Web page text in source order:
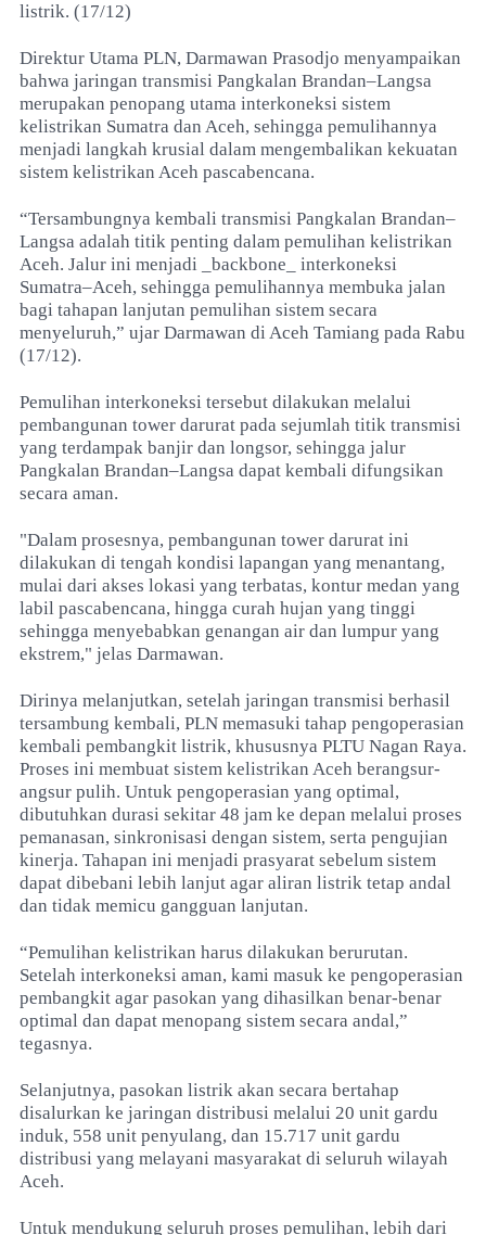
listrik. (17/12)
Direktur Utama PLN, Darmawan Prasodjo menyampaikan
bahwa jaringan transmisi Pangkalan Brandan–Langsa
merupakan penopang utama interkoneksi sistem
kelistrikan Sumatra dan Aceh, sehingga pemulihannya
menjadi langkah krusial dalam mengembalikan kekuatan
sistem kelistrikan Aceh pascabencana.
“Tersambungnya kembali transmisi Pangkalan Brandan–
Langsa adalah titik penting dalam pemulihan kelistrikan
Aceh. Jalur ini menjadi _backbone_ interkoneksi
Sumatra–Aceh, sehingga pemulihannya membuka jalan
bagi tahapan lanjutan pemulihan sistem secara
menyeluruh,” ujar Darmawan di Aceh Tamiang pada Rabu
(17/12).
Pemulihan interkoneksi tersebut dilakukan melalui
pembangunan tower darurat pada sejumlah titik transmisi
yang terdampak banjir dan longsor, sehingga jalur
Pangkalan Brandan–Langsa dapat kembali difungsikan
secara aman.
"Dalam prosesnya, pembangunan tower darurat ini
dilakukan di tengah kondisi lapangan yang menantang,
mulai dari akses lokasi yang terbatas, kontur medan yang
labil pascabencana, hingga curah hujan yang tinggi
sehingga menyebabkan genangan air dan lumpur yang
ekstrem," jelas Darmawan.
Dirinya melanjutkan, setelah jaringan transmisi berhasil
tersambung kembali, PLN memasuki tahap pengoperasian
kembali pembangkit listrik, khususnya PLTU Nagan Raya.
Proses ini membuat sistem kelistrikan Aceh berangsur-
angsur pulih. Untuk pengoperasian yang optimal,
dibutuhkan durasi sekitar 48 jam ke depan melalui proses
pemanasan, sinkronisasi dengan sistem, serta pengujian
kinerja. Tahapan ini menjadi prasyarat sebelum sistem
dapat dibebani lebih lanjut agar aliran listrik tetap andal
dan tidak memicu gangguan lanjutan.
“Pemulihan kelistrikan harus dilakukan berurutan.
Setelah interkoneksi aman, kami masuk ke pengoperasian
pembangkit agar pasokan yang dihasilkan benar-benar
optimal dan dapat menopang sistem secara andal,”
tegasnya.
Selanjutnya, pasokan listrik akan secara bertahap
disalurkan ke jaringan distribusi melalui 20 unit gardu
induk, 558 unit penyulang, dan 15.717 unit gardu
distribusi yang melayani masyarakat di seluruh wilayah
Aceh.
Untuk mendukung seluruh proses pemulihan, lebih dari